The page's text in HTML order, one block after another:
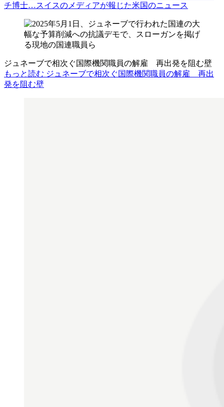
チ博士…スイスのメディアが報じた米国のニュース
ジュネーブで相次ぐ国際機関職員の解雇 再出発を阻む壁
もっと読む ジュネーブで相次ぐ国際機関職員の解雇 再出
発を阻む壁